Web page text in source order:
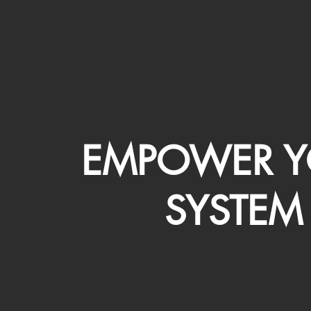
EMPOWER
SYSTEM